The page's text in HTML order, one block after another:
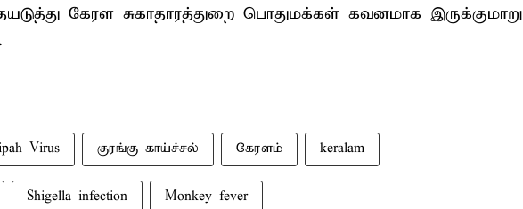
கேரள சுகாதாரத்துறை பொதுமக்கள் கவனமாக இருக்குமாறு
Virus குரங்கு காய்ச்சல் கேரளம் keralam
Shigella infection Monkey fever